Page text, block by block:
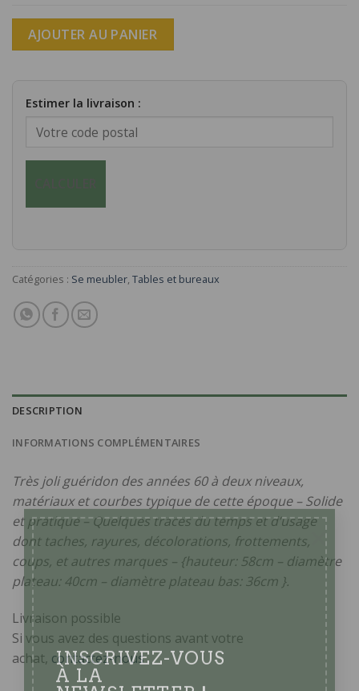
INSCRIVEZ-VOUS
×
AJOUTER AU PANIER
Estimer la livraison :
Catégories : Se meubler, Tables et bureaux
DESCRIPTION
INFORMATIONS COMPLÉMENTAIRES
Très joli guéridon des années 60 à deux niveaux,
matériaux et courbes typique de cette époque – Solide
et pratique – Quelques traces du temps et d’usage
dont taches, rayures, décolorations, frottements,
coups, et autres marques – {hauteur: 58cm – diamètre
plateau: 40cm – diamètre plateau bas: 36cm }.
Livraison possible
Si vous avez des questions avant votre
achat, contactez-nous